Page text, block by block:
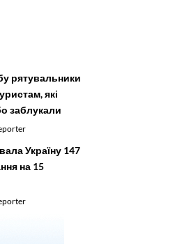
рятувальники
які
заблукали
Україну 147
на 15